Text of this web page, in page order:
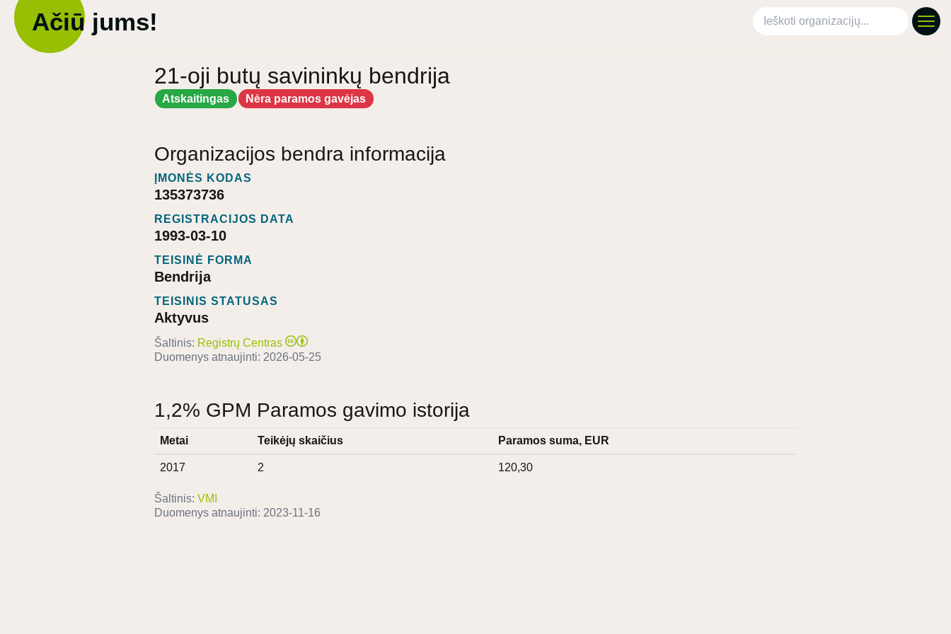
Ačiū jums! Ieškoti organizacijų
21-oji butų savininkų bendrija
Atskaitingas Nėra paramos gavėjas
Organizacijos bendra informacija
ĮMONĖS KODAS
135373736
REGISTRACIJOS DATA
1993-03-10
TEISINĖ FORMA
Bendrija
TEISINIS STATUSAS
Aktyvus
Šaltinis: Registrų Centras
Duomenys atnaujinti: 2026-05-25
1,2% GPM Paramos gavimo istorija
Metai Teikėjų skaičius Paramos suma, EUR
2017 2 120,30
Šaltinis: VMI
Duomenys atnaujinti: 2023-11-16